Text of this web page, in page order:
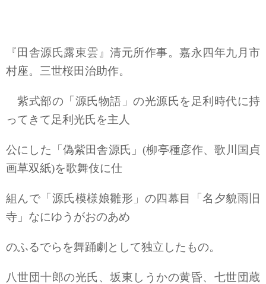
『田舎源氏露東雲』清元所作事。嘉永四年九月市
村座。三世桜田治助作。
紫式部の「源氏物語」の光源氏を足利時代に持
ってきて足利光氏を主人
公にした「偽紫田舎源氏」(柳亭種彦作、歌川国貞
画草双紙)を歌舞伎に仕
組んで「源氏模様娘雛形」の四幕目「名夕貌雨旧
寺」なにゆうがおのあめ
のふるでらを舞踊劇として独立したもの。
八世団十郎の光氏、坂東しうかの黄昏、七世団蔵